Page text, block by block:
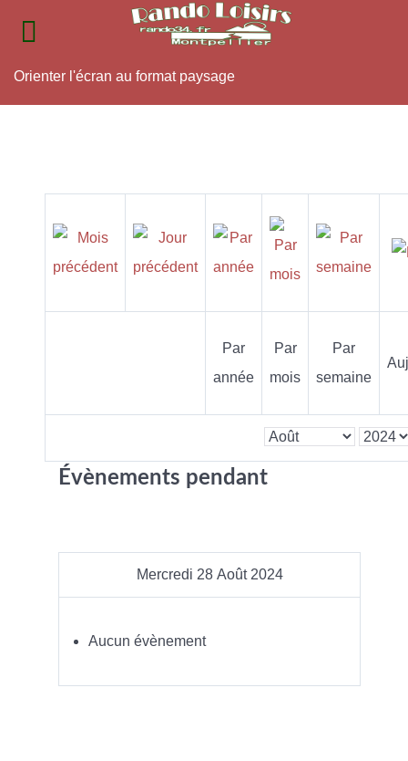
Orienter l'écran au format paysage
Par
année
Par
mois
Par
semaine
Évènements pendant
Mercredi 28 Août 2024
Aucun évènement